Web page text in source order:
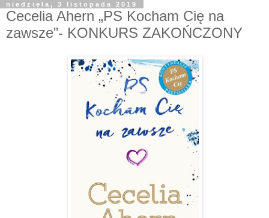
niedziela, 3 listopada 2019
Cecelia Ahern „PS Kocham Cię na
zawsze”- KONKURS ZAKOŃCZONY